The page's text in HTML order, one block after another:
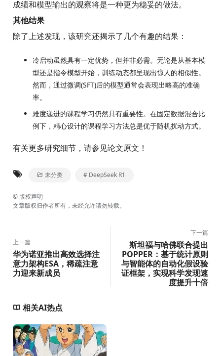
成绩和模型输出的观察将是一种更为稳妥的做法。
其他结果
除了上述发现，该研究还揭示了几个有趣的结果：
冷启动虽然具有一定优势，但并非必需。无论是从基本模
型还是指令模型开始，训练动态都呈现出惊人的相似性。
然而，通过微调(SFT)后的模型通常会表现出略高的准确
率。
难度递进的课程学习仍然具有重要性。在固定数据混合比
例下，精心设计的课程学习方法总是优于随机扰动方式。
有关更多研究细节，请参见论文原文！
未分类 # DeepSeek R1
© 版权声明
文章版权归作者所有，未经允许请勿转载。
上一篇
华为诺亚推出高效选择注
意力架构ESA，稀疏注意
力迎来新成员
下一篇
斯坦福与哈佛联合提出
POPPER：基于统计原则
与智能体的自动化假设验
证框架，实现科学发现速
度提升十倍
相关AI热点